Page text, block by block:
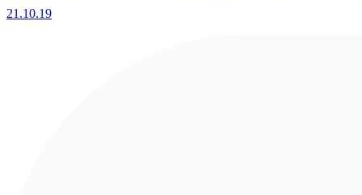
21.10.19